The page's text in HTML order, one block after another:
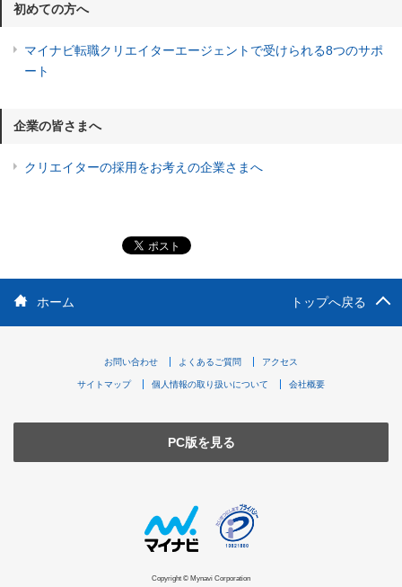
初めての方へ
マイナビ転職クリエイターエージェントで受けられる8つのサポ
ート
企業の皆さまへ
クリエイターの採用をお考えの企業さまへ
ホーム トップへ戻る
お問い合わせ よくあるご質問 アクセス
サイトマップ 個人情報の取り扱いについて 会社概要
PC版を見る
Copyright © Mynavi Corporation